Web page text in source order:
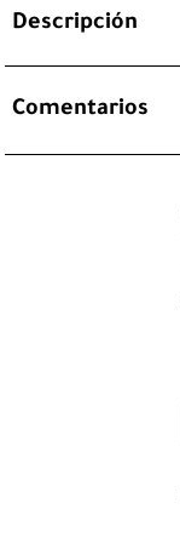
Descripción
Comentarios